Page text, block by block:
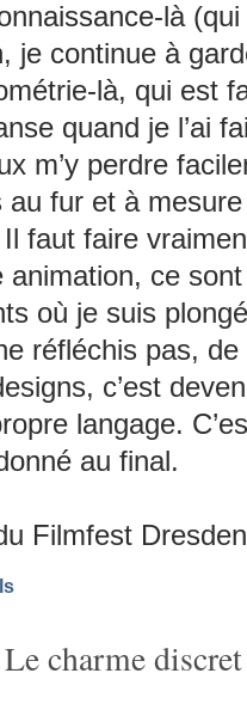
là
je continue à
là, qui est
quand je l’ai
m’y perdre
fur et à
faut faire
animation, ce
où je suis
réfléchis pas, de
c’est
langage.
au final.
Filmfest
charme